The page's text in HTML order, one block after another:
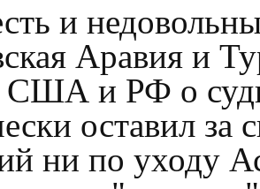
и
Аравия и
США и РФ о
оставил за
ни по уходу